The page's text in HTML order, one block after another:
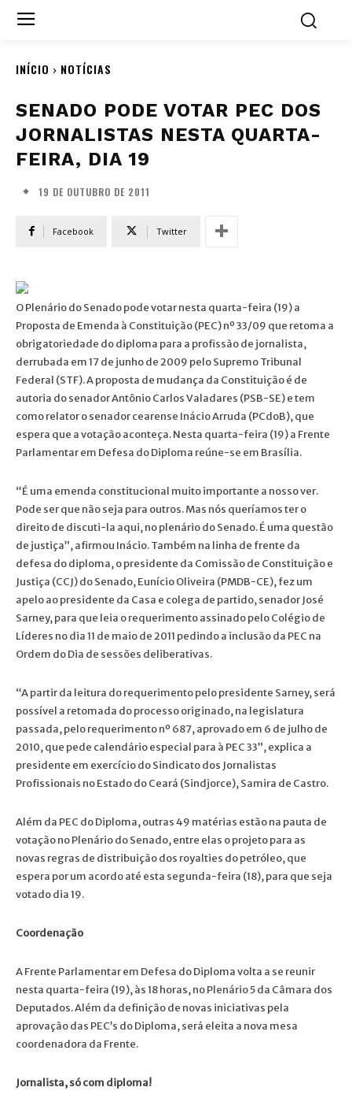
INÍCIO NOTÍCIAS
SENADO PODE VOTAR PEC DOS
JORNALISTAS NESTA QUARTA-
FEIRA, DIA 19
19 DE OUTUBRO DE 2011
Facebook Twitter
O Plenário do Senado pode votar nesta quarta-feira (19) a
Proposta de Emenda à Constituição (PEC) nº 33/09 que retoma a
obrigatoriedade do diploma para a profissão de jornalista,
derrubada em 17 de junho de 2009 pelo Supremo Tribunal
Federal (STF). A proposta de mudança da Constituição é de
autoria do senador Antônio Carlos Valadares (PSB-SE) e tem
como relator o senador cearense Inácio Arruda (PCdoB), que
espera que a votação aconteça. Nesta quarta-feira (19) a Frente
Parlamentar em Defesa do Diploma reúne-se em Brasília.
“É uma emenda constitucional muito importante a nosso ver.
Pode ser que não seja para outros. Mas nós queríamos ter o
direito de discuti-la aqui, no plenário do Senado. É uma questão
de justiça”, afirmou Inácio. Também na linha de frente da
defesa do diploma, o presidente da Comissão de Constituição e
Justiça (CCJ) do Senado, Eunício Oliveira (PMDB-CE), fez um
apelo ao presidente da Casa e colega de partido, senador José
Sarney, para que leia o requerimento assinado pelo Colégio de
Líderes no dia 11 de maio de 2011 pedindo a inclusão da PEC na
Ordem do Dia de sessões deliberativas.
“A partir da leitura do requerimento pelo presidente Sarney, será
possível a retomada do processo originado, na legislatura
passada, pelo requerimento nº 687, aprovado em 6 de julho de
2010, que pede calendário especial para à PEC 33”, explica a
presidente em exercício do Sindicato dos Jornalistas
Profissionais no Estado do Ceará (Sindjorce), Samira de Castro.
Além da PEC do Diploma, outras 49 matérias estão na pauta de
votação no Plenário do Senado, entre elas o projeto para as
novas regras de distribuição dos royalties do petróleo, que
espera por um acordo até esta segunda-feira (18), para que seja
votado dia 19.
Coordenação
A Frente Parlamentar em Defesa do Diploma volta a se reunir
nesta quarta-feira (19), às 18 horas, no Plenário 5 da Câmara dos
Deputados. Além da definição de novas iniciativas pela
aprovação das PEC’s do Diploma, será eleita a nova mesa
coordenadora da Frente.
Jornalista, só com diploma!